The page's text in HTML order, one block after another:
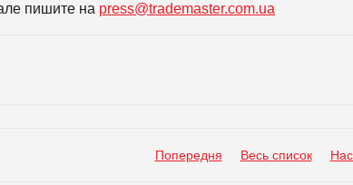
пишите на press@trademaster.com.ua
Попередня Весь список